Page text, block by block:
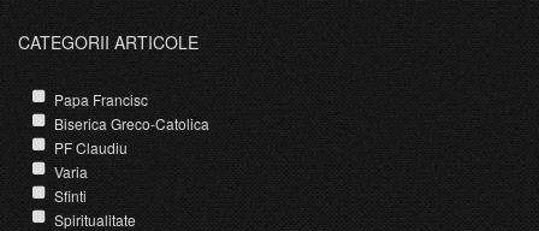
CATEGORII ARTICOLE
Papa Francisc
Biserica Greco-Catolica
PF Claudiu
Varia
Sfinti
Spiritualitate